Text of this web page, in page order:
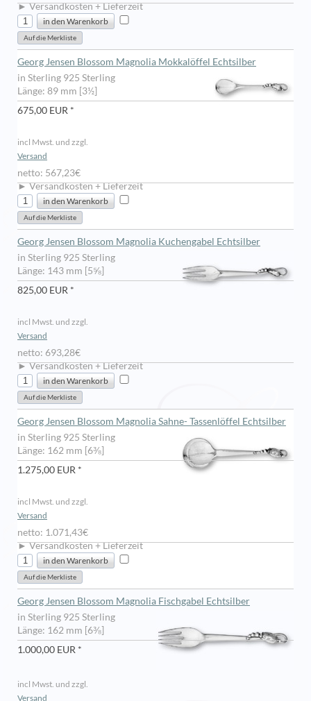
► Versandkosten + Lieferzeit
Georg Jensen Blossom Magnolia Mokkalöffel Echtsilber
in Sterling 925 Sterling
Länge: 89 mm [3½]
675,00 EUR *
incl Mwst. und zzgl.
Versand
netto: 567,23€
► Versandkosten + Lieferzeit
Georg Jensen Blossom Magnolia Kuchengabel Echtsilber
in Sterling 925 Sterling
Länge: 143 mm [5⅝]
825,00 EUR *
incl Mwst. und zzgl.
Versand
netto: 693,28€
► Versandkosten + Lieferzeit
Georg Jensen Blossom Magnolia Sahne- Tassenlöffel Echtsilber
in Sterling 925 Sterling
Länge: 162 mm [6⅜]
1.275,00 EUR *
incl Mwst. und zzgl.
Versand
netto: 1.071,43€
► Versandkosten + Lieferzeit
Georg Jensen Blossom Magnolia Fischgabel Echtsilber
in Sterling 925 Sterling
Länge: 162 mm [6⅜]
1.000,00 EUR *
incl Mwst. und zzgl.
Versand